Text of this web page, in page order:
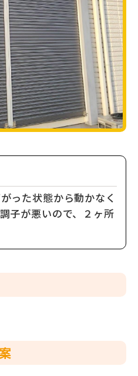
った状態から動かなく
子が悪いので、２ヶ所